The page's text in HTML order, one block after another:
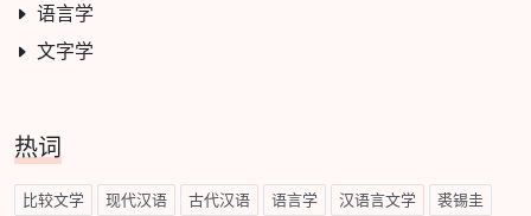
语言学
文字学
热词
比较文学 现代汉语 古代汉语 语言学 汉语言文学 裘锡圭